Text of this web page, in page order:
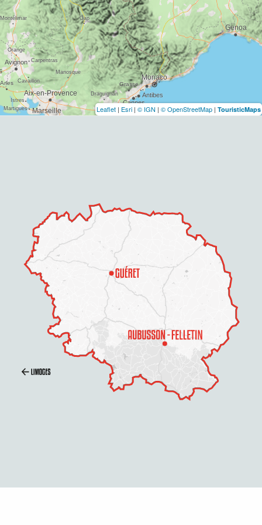
Leaflet | Esri | © IGN | © OpenStreetMap | TouristicMaps